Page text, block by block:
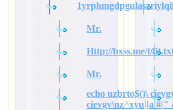
Mr.
Http://bxss.me/t/
Mr.
echo uzbrto$()\
cievgv\nz^xyu||a #|"